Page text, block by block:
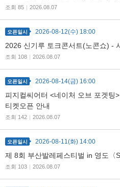
예
조회 85 | 2026.08.07
오픈일시 2026-08-12(수) 18:00
2026 신기루 토크콘서트(노콘쇼) -
조회 108 | 2026.08.07
오픈일시 2026-08-14(금) 16:00
피지컬씨어터 <네이처 오브 포겟팅
티켓오픈 안내
조회 142 | 2026.08.07
오픈일시 2026-08-11(화) 14:00
제 8회 부산발레페스티벌 in 영도〈
조회 103 | 2026.08.07